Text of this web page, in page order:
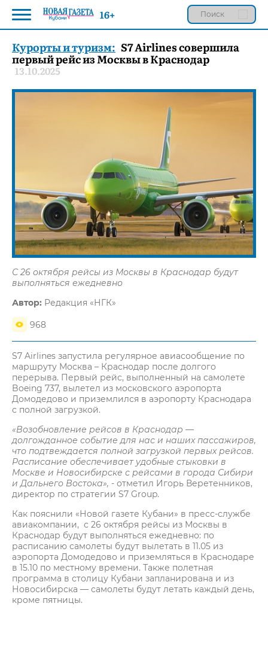
Курорты и туризм: S7 Airlines совершила
первый рейс из Москвы в Краснодар
13.10.2025
С 26 октября рейсы из Москвы в Краснодар будут
выполняться ежедневно
Автор: Редакция «НГК»
968
S7 Airlines запустила регулярное авиасообщение по
маршруту Москва – Краснодар после долгого
перерыва. Первый рейс, выполненный на самолете
Boeing 737, вылетел из московского аэропорта
Домодедово и приземлился в аэропорту Краснодара
с полной загрузкой.
«Возобновление рейсов в Краснодар —
долгожданное событие для нас и наших пассажиров,
что подтвеждается полной загрузкой первых рейсов.
Расписание обеспечивает удобные стыковки в
Москве и Новосибирске с рейсами в города Сибири
и Дальнего Востока», - отметил Игорь Веретенников,
директор по стратегии S7 Group.
Как пояснили «Новой газете Кубани» в пресс-службе
авиакомпании, с 26 октября рейсы из Москвы в
Краснодар будут выполняться ежедневно: по
расписанию самолеты будут вылетать в 11.05 из
аэропорта Домодедово и приземляться в Краснодаре
в 15.10 по местному времени. Также полетная
программа в столицу Кубани запланирована и из
Новосибирска — самолеты будут летать каждый день,
кроме пятницы.
16+